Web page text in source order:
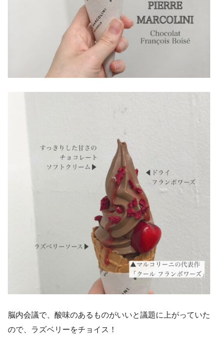
脳内会議で、酸味のあるものがいいと議題に上がっていた
ので、ラズベリーをチョイス！